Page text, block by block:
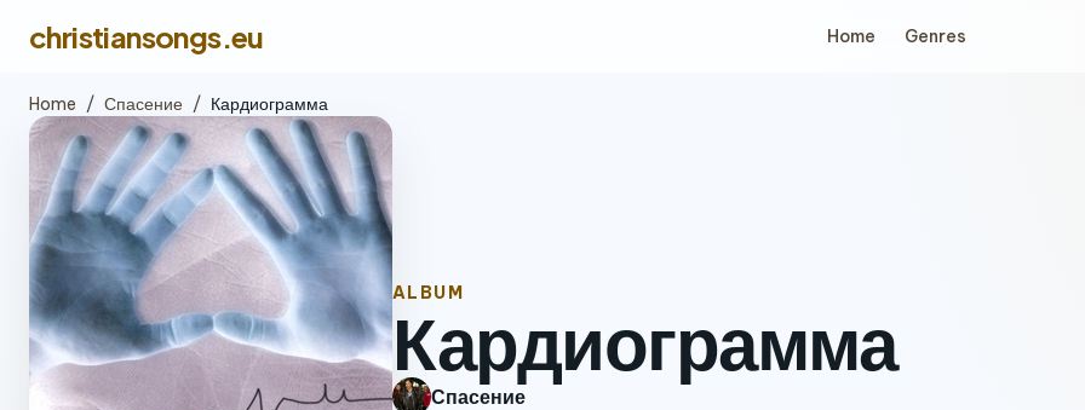
christiansongs.eu Home Genres
Home / Спасение / Кардиограмма
ALBUM
Кардиограмма
Спасение